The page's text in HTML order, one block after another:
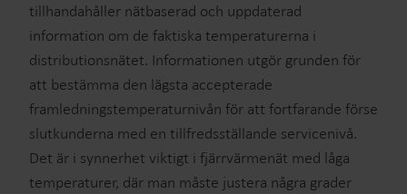
tillhandahåller nätbaserad och uppdaterad
information om de faktiska temperaturerna i
distributionsnätet. Informationen utgör grunden för
att bestämma den lägsta accepterade
framledningstemperaturnivån för att fortfarande förse
slutkunderna med en tillfredsställande servicenivå.
Det är i synnerhet viktigt i fjärrvärmenät med låga
temperaturer, där man måste justera några grader